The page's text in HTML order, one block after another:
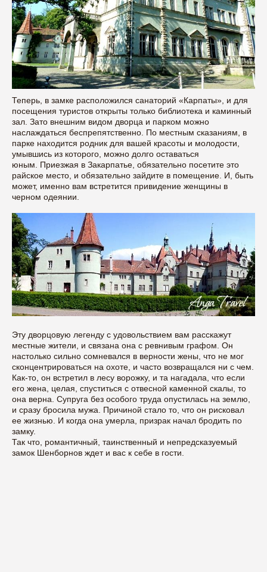
Теперь, в замке расположился санаторий «Карпаты», и для
посещения туристов открыты только библиотека и каминный
зал. Зато внешним видом дворца и парком можно
наслаждаться беспрепятственно. По местным сказаниям, в
парке находится родник для вашей красоты и молодости,
умывшись из которого, можно долго оставаться
юным. Приезжая в Закарпатье, обязательно посетите это
райское место, и обязательно зайдите в помещение. И, быть
может, именно вам встретится привидение женщины в
черном одеянии.
Эту дворцовую легенду с удовольствием вам расскажут
местные жители, и связана она с ревнивым графом. Он
настолько сильно сомневался в верности жены, что не мог
сконцентрироваться на охоте, и часто возвращался ни с чем.
Как-то, он встретил в лесу ворожку, и та нагадала, что если
его жена, целая, спуститься с отвесной каменной скалы, то
она верна. Супруга без особого труда опустилась на землю,
и сразу бросила мужа. Причиной стало то, что он рисковал
ее жизнью. И когда она умерла, призрак начал бродить по
замку.
Так что, романтичный, таинственный и непредсказуемый
замок Шенборнов ждет и вас к себе в гости.